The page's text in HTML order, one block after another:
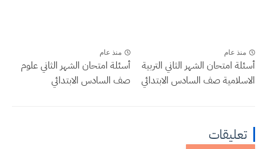
منذ عام
أسئلة امتحان الشهر الثاني التربية
الاسلامية صف السادس الابتدائي
منذ عام
أسئلة امتحان الشهر الثاني علوم
صف السادس الابتدائي
تعليقات